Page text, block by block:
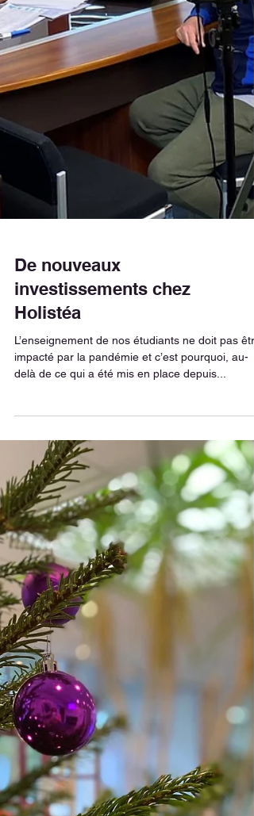
investissements chez
Holistéa
L’enseignement de nos étudiants ne doit pas être
impacté par la pandémie et c’est pourquoi, au-
delà de ce qui a été mis en place depuis...